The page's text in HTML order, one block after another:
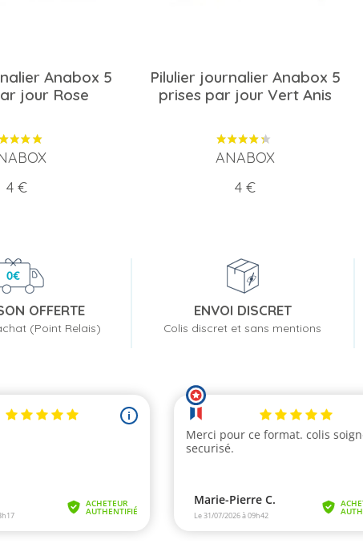
Anabox 5
jour Rose
Prix
4 €
Pilulier journalier Anabox 5
prises par jour Vert Anis
ANABOX
Prix
4 €
OFFERTE
(Point Relais)
ENVOI DISCRET
Colis discret et sans mentions